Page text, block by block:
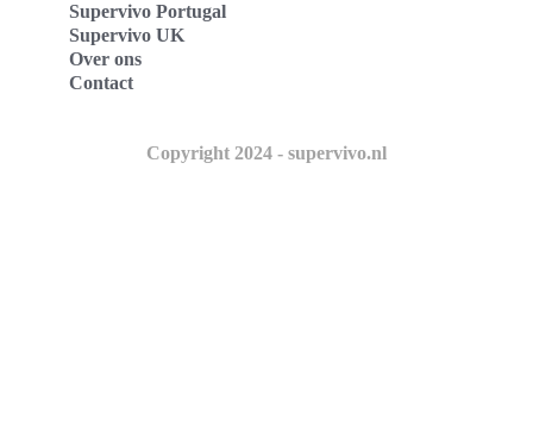
Supervivo Portugal
Supervivo UK
Over ons
Contact
Copyright 2024 - supervivo.nl